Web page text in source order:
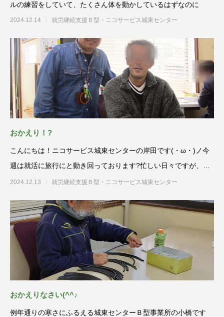
ルの練習をしていて、たくさん体を動かしているはずなのに
2024.12.14 就労継続支援Ｂ型・ニコサービス城東センター
おかえり！?
こんにちは！ニコサービス城東センターの岸田です(・ω・)ノ今
週は就活に旅行にと動き回っております?忙しい日々ですが、ク
リスマス会
2024.12.13 就労継続支援Ｂ型・ニコサービス城東センター
おかえりなさい(^^♪
例年通りの寒さにふるえる城東センターＢ型事業所の小橋です